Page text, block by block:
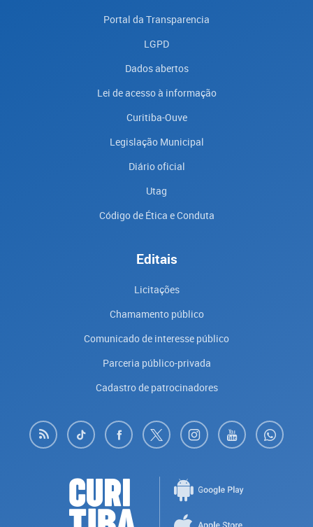
Portal da Transparencia
LGPD
Dados abertos
Lei de acesso à informação
Curitiba-Ouve
Legislação Municipal
Diário oficial
Utag
Código de Ética e Conduta
Editais
Licitações
Chamamento público
Comunicado de interesse público
Parceria público-privada
Cadastro de patrocinadores